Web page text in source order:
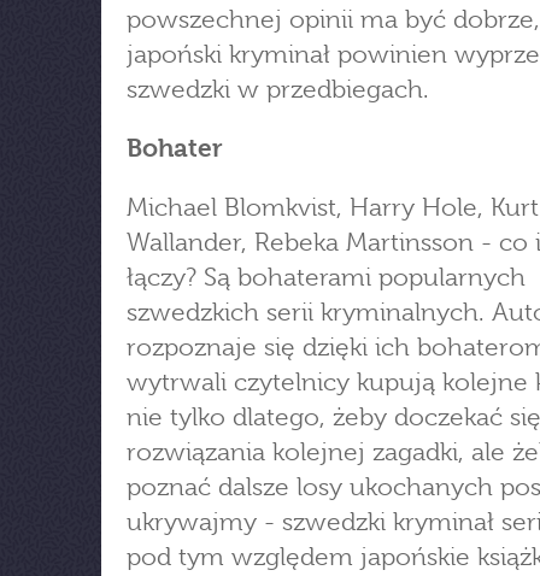
powszechnej opinii ma być
japoński kryminał powinien
szwedzki w przedbiegach.
Bohater
Michael Blomkvist, Harry Hole, Kurt
Wallander, Rebeka Martinsson - co
łączy? Są bohaterami popularnych
szwedzkich serii kryminalnych.
rozpoznaje się dzięki ich
wytrwali czytelnicy kupują kolejne
nie tylko dlatego, żeby doczekać się
rozwiązania kolejnej zagadki, ale
poznać dalsze losy ukochanych
ukrywajmy - szwedzki kryminał
pod tym względem japońskie